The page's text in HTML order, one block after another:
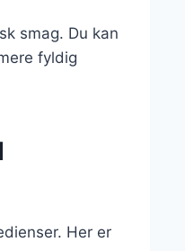
smag. Du kan
fyldig
Her er